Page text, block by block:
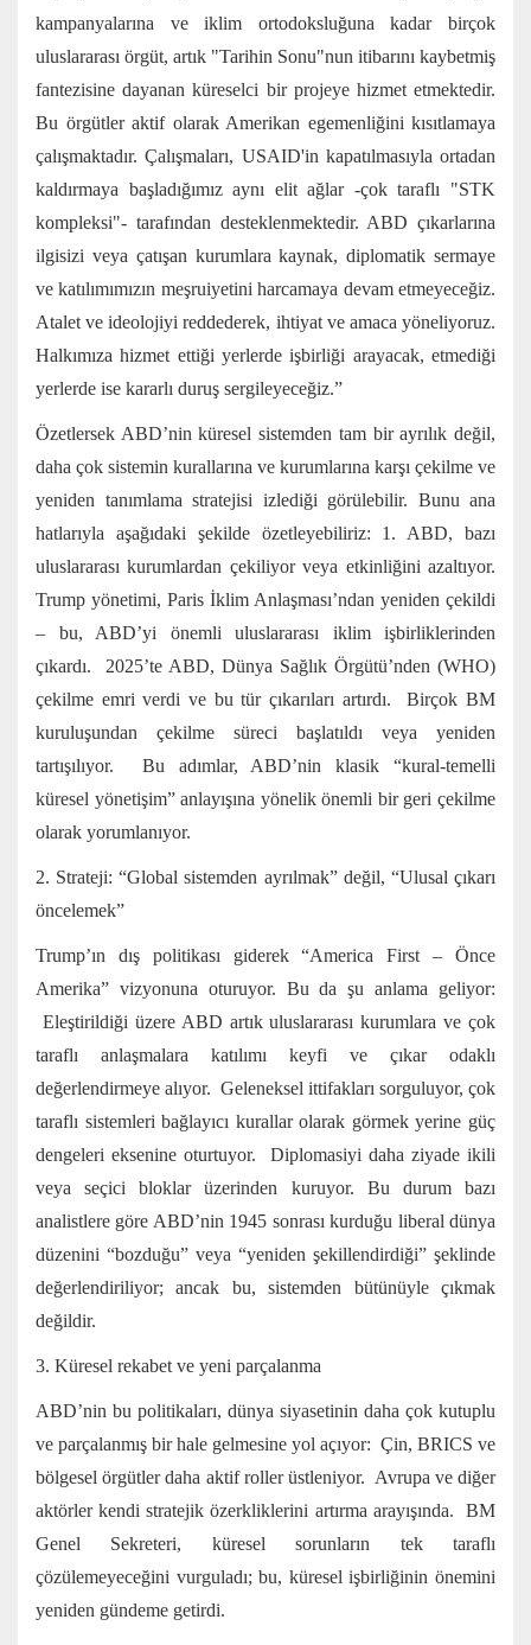
kampanyalarına ve iklim ortodoksluğuna kadar birçok
uluslararası örgüt, artık "Tarihin Sonu"nun itibarını kaybetmiş
fantezisine dayanan küreselci bir projeye hizmet etmektedir.
Bu örgütler aktif olarak Amerikan egemenliğini kısıtlamaya
çalışmaktadır. Çalışmaları, USAID'in kapatılmasıyla ortadan
kaldırmaya başladığımız aynı elit ağlar -çok taraflı "STK
kompleksi"- tarafından desteklenmektedir. ABD çıkarlarına
ilgisizi veya çatışan kurumlara kaynak, diplomatik sermaye
ve katılımımızın meşruiyetini harcamaya devam etmeyeceğiz.
Atalet ve ideolojiyi reddederek, ihtiyat ve amaca yöneliyoruz.
Halkımıza hizmet ettiği yerlerde işbirliği arayacak, etmediği
yerlerde ise kararlı duruş sergileyeceğiz.”
Özetlersek ABD’nin küresel sistemden tam bir ayrılık değil,
daha çok sistemin kurallarına ve kurumlarına karşı çekilme ve
yeniden tanımlama stratejisi izlediği görülebilir. Bunu ana
hatlarıyla aşağıdaki şekilde özetleyebiliriz: 1. ABD, bazı
uluslararası kurumlardan çekiliyor veya etkinliğini azaltıyor.
Trump yönetimi, Paris İklim Anlaşması’ndan yeniden çekildi
– bu, ABD’yi önemli uluslararası iklim işbirliklerinden
çıkardı. 2025’te ABD, Dünya Sağlık Örgütü’nden (WHO)
çekilme emri verdi ve bu tür çıkarıları artırdı. Birçok BM
kuruluşundan çekilme süreci başlatıldı veya yeniden
tartışılıyor. Bu adımlar, ABD’nin klasik “kural-temelli
küresel yönetişim” anlayışına yönelik önemli bir geri çekilme
olarak yorumlanıyor.
2. Strateji: “Global sistemden ayrılmak” değil, “Ulusal çıkarı
öncelemek”
Trump’ın dış politikası giderek “America First – Önce
Amerika” vizyonuna oturuyor. Bu da şu anlama geliyor:
Eleştirildiği üzere ABD artık uluslararası kurumlara ve çok
taraflı anlaşmalara katılımı keyfi ve çıkar odaklı
değerlendirmeye alıyor. Geleneksel ittifakları sorguluyor, çok
taraflı sistemleri bağlayıcı kurallar olarak görmek yerine güç
dengeleri eksenine oturtuyor. Diplomasiyi daha ziyade ikili
veya seçici bloklar üzerinden kuruyor. Bu durum bazı
analistlere göre ABD’nin 1945 sonrası kurduğu liberal dünya
düzenini “bozduğu” veya “yeniden şekillendirdiği” şeklinde
değerlendiriliyor; ancak bu, sistemden bütünüyle çıkmak
değildir.
3. Küresel rekabet ve yeni parçalanma
ABD’nin bu politikaları, dünya siyasetinin daha çok kutuplu
ve parçalanmış bir hale gelmesine yol açıyor: Çin, BRICS ve
bölgesel örgütler daha aktif roller üstleniyor. Avrupa ve diğer
aktörler kendi stratejik özerkliklerini artırma arayışında. BM
Genel Sekreteri, küresel sorunların tek taraflı
çözülemeyeceğini vurguladı; bu, küresel işbirliğinin önemini
yeniden gündeme getirdi.